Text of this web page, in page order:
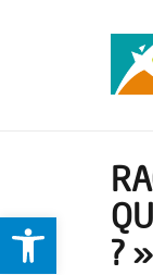
Ouvrir la barre d’outils
? »